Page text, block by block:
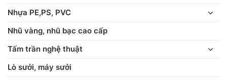
Nhựa PE,PS, PVC
Nhũ vàng, nhũ bạc cao cấp
Tấm trần nghệ thuật
Lò sưởi, máy sưởi